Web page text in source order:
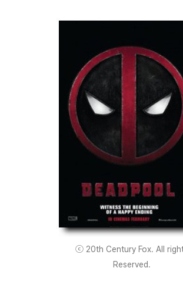
ⓒ 20th Century Fox. All
Reserved.